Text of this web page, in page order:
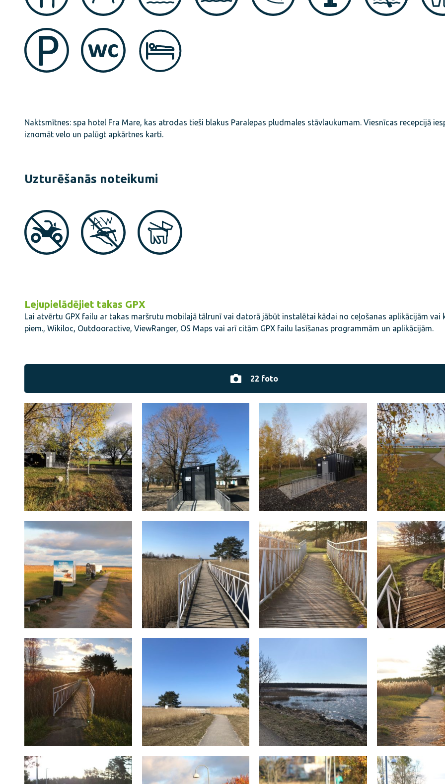
Naktsmītnes: spa hotel Fra Mare, kas atrodas tieši blakus Paralepas pludmales stāvlaukumam. Viesnīcas recepcijā
iznomāt velo un palūgt apkārtnes karti.
Uzturēšanās noteikumi
Lejupielādējiet takas GPX
Lai atvērtu GPX failu ar takas maršrutu mobilajā tālrunī vai datorā jābūt instalētai kādai no ceļošanas aplikācijām vai
piem., Wikiloc, Outdooractive, ViewRanger, OS Maps vai arī citām GPX failu lasīšanas programmām un aplikācijām.
22 foto